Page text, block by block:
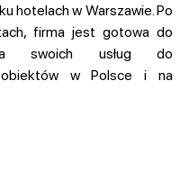
hotelach w Warszawie. Po
firma jest gotowa do
swoich usług do
obiektów w Polsce i na